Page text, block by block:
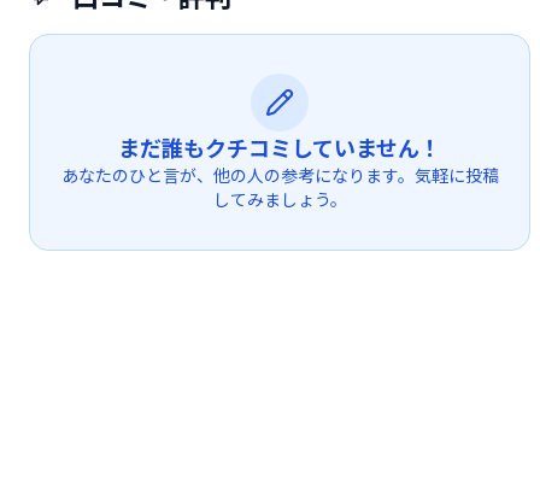
まだ誰もクチコミしていません！
あなたのひと言が、他の人の参考になります。気軽に投稿
してみましょう。